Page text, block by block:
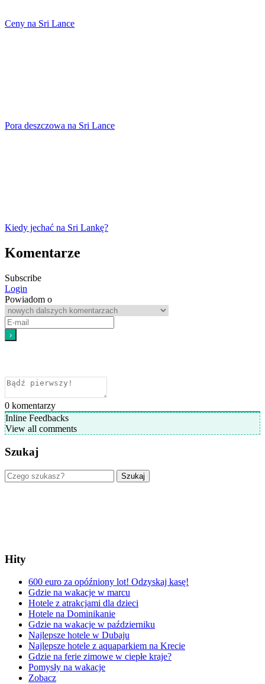
Ceny na Sri Lance
Pora deszczowa na Sri Lance
Kiedy jechać na Sri Lankę?
Komentarze
Subscribe
Login
Powiadom o
0 komentarzy
Inline Feedbacks
View all comments
Szukaj
Szukaj
Hity
600 euro za opóźniony lot! Odzyskaj kasę!
Gdzie na wakacje w marcu
Hotele z atrakcjami dla dzieci
Hotele na Dominikanie
Gdzie na wakacje w październiku
Najlepsze hotele w Dubaju
Najlepsze hotele z aquaparkiem na Krecie
Gdzie na ferie zimowe w ciepłe kraje?
Pomysły na wakacje
Zobacz